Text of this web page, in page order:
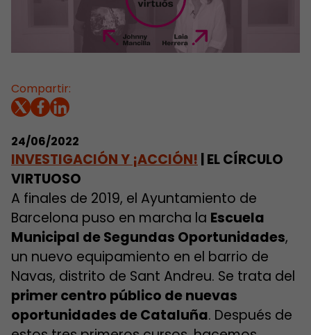
Compartir:
24/06/2022
INVESTIGACIÓN Y ¡ACCIÓN! | EL CÍRCULO
VIRTUOSO
A finales de 2019, el Ayuntamiento de
Barcelona puso en marcha la Escuela
Municipal de Segundas Oportunidades,
un nuevo equipamiento en el barrio de
Navas, distrito de Sant Andreu. Se trata del
primer centro público de nuevas
oportunidades de Cataluña. Después de